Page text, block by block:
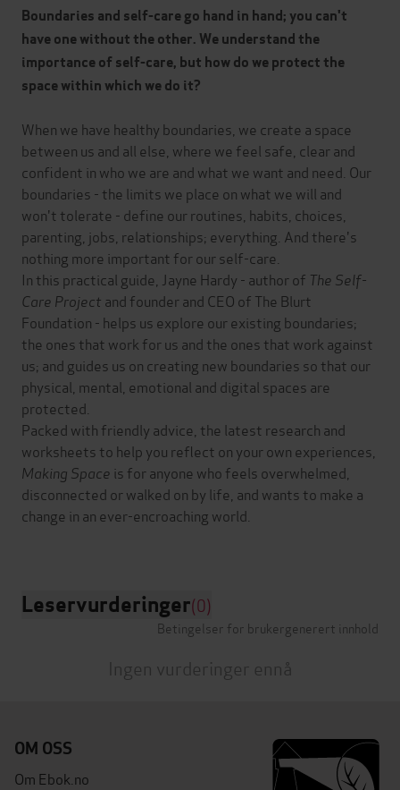
Boundaries and self-care go hand in hand; you can't
have one without the other. We understand the
importance of self-care, but how do we protect the
space within which we do it?
When we have healthy boundaries, we create a space
between us and all else, where we feel safe, clear and
confident in who we are and what we want and need. Our
boundaries - the limits we place on what we will and
won't tolerate - define our routines, habits, choices,
parenting, jobs, relationships; everything. And there's
nothing more important for our self-care.
In this practical guide, Jayne Hardy - author of The Self-
Care Project and founder and CEO of The Blurt
Foundation - helps us explore our existing boundaries;
the ones that work for us and the ones that work against
us; and guides us on creating new boundaries so that our
physical, mental, emotional and digital spaces are
protected.
Packed with friendly advice, the latest research and
worksheets to help you reflect on your own experiences,
Making Space is for anyone who feels overwhelmed,
disconnected or walked on by life, and wants to make a
change in an ever-encroaching world.
Leservurderinger(0)
Betingelser for brukergenerert innhold
Ingen vurderinger ennå
OM OSS
Om Ebok.no